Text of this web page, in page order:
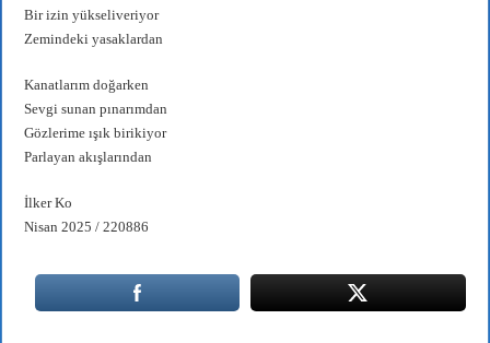
Bir izin yükseliveriyor
Zemindeki yasaklardan
Kanatlarım doğarken
Sevgi sunan pınarımdan
Gözlerime ışık birikiyor
Parlayan akışlarından
İlker Ko
Nisan 2025 / 220886